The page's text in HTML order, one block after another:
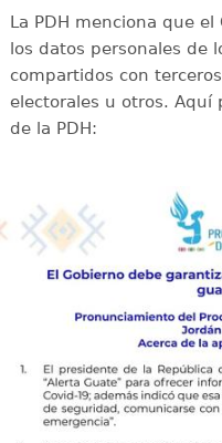
La PDH menciona que
los datos personales de
compartidos con
electorales u otros.
de la PDH: